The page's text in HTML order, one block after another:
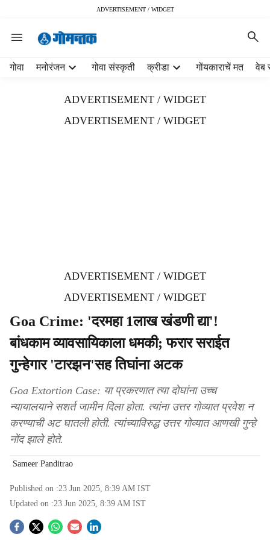
ADVERTISEMENT / WIDGET
गोवा मनोरंजन गोवा संस्कृती क्रीडा गोंयकाराचें मत वेब
ADVERTISEMENT / WIDGET
ADVERTISEMENT / WIDGET
ADVERTISEMENT / WIDGET
ADVERTISEMENT / WIDGET
Goa Crime: 'दरमहा 1लाख खंडणी द्या'!
बांधकाम व्यावसायिकाला धमकी; फरार सराईत
गुन्हेगार 'टारझन'सह तिघांना अटक
Goa Extortion Case: या प्रकरणात त्या दोघांना उच्च
न्यायालयाने सशर्त जामीन दिला होता. त्यांना उत्तर गोव्यात प्रवेश न
करण्याची अट घातली होती. त्यांच्याविरुद्ध उत्तर गोव्यात आणखी गुन्हे
नोंद झाले होते.
Sameer Panditrao
Published on :23 Jun 2025, 8:39 AM IST
Updated on :23 Jun 2025, 8:39 AM IST
S